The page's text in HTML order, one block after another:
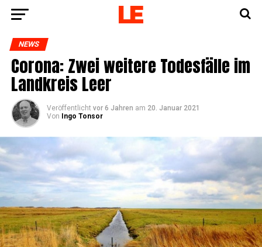
NEWS
Coro­na: Zwei wei­te­re Todes­fäl­le im
Land­kreis Leer
Veröffentlicht vor 6 Jahren am 20. Januar 2021
Von
Ingo Tonsor